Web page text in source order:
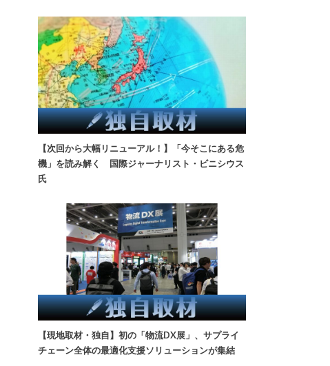
【次回から大幅リニューアル！】「今そこにある危
機」を読み解く 国際ジャーナリスト・ビニシウス
氏
【現地取材・独自】初の「物流DX展」、サプライ
チェーン全体の最適化支援ソリューションが集結